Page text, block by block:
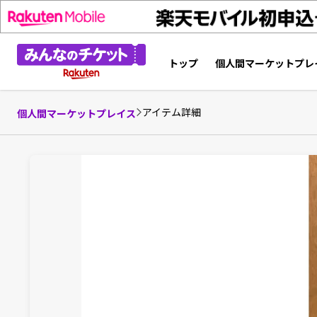
トップ 個人間マーケットプレ
個人間マーケットプレイス アイテム詳細